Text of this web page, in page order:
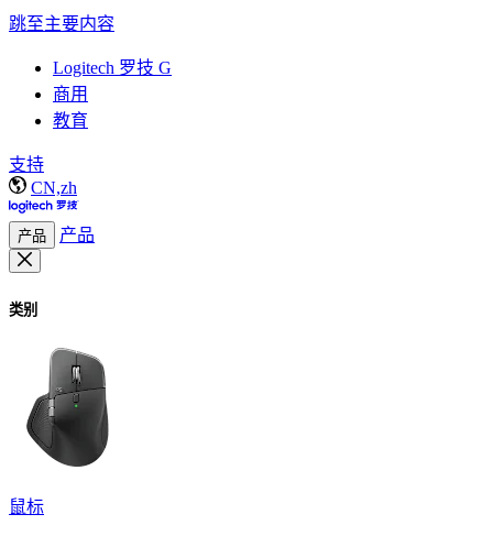
跳至主要内容
Logitech 罗技 G
商用
教育
支持
CN,zh
产品 产品
类别
鼠标